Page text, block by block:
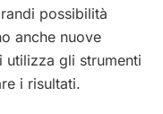
possibilità
anche nuove
utilizza gli strumenti
i risultati.